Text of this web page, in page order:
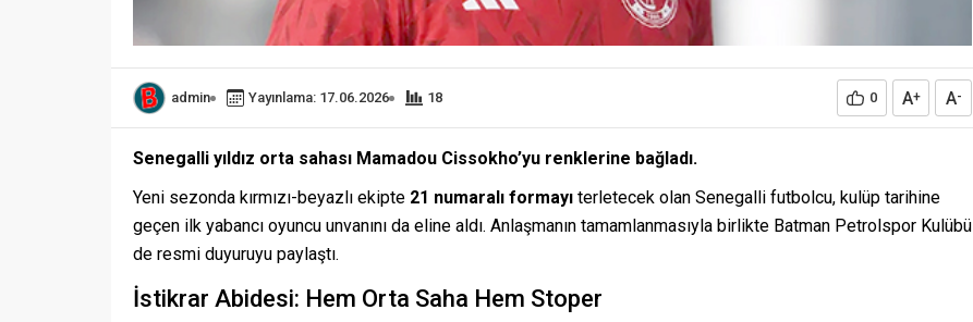
admin Yayınlama: 17.06.2026 18 0 A+ A-
Senegalli yıldız orta sahası Mamadou Cissokho’yu renklerine bağladı.
Yeni sezonda kırmızı-beyazlı ekipte 21 numaralı formayı terletecek olan Senegalli futbolcu, kulüp tarihine
geçen ilk yabancı oyuncu unvanını da eline aldı. Anlaşmanın tamamlanmasıyla birlikte Batman Petrolspor Kulübü
de resmi duyuruyu paylaştı.
İstikrar Abidesi: Hem Orta Saha Hem Stoper